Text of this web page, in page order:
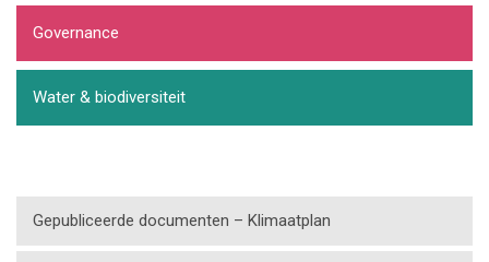
Governance
Water & biodiversiteit
Gepubliceerde documenten – Klimaatplan